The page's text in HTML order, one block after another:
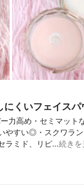
くいフェイスパ
力高め・セミマット
やすい◎・スクワラ
ラミド、リピ…続きを